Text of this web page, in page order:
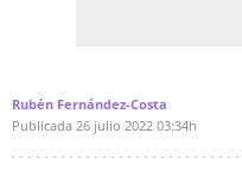
Rubén Fernández-Costa
Publicada 26 julio 2022 03:34h